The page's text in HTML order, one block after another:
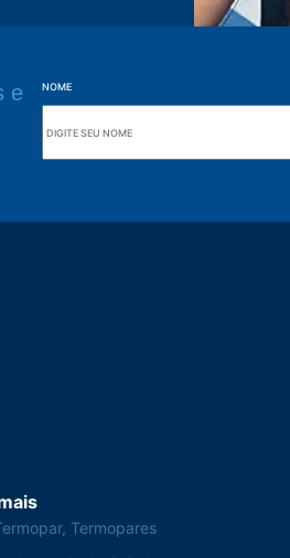
e
NOME
Termopares